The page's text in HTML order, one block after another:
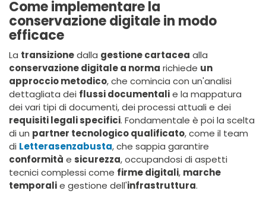
Come implementare la
conservazione digitale in modo
efficace
La transizionedalla gestione cartacea alla
conservazione digitale a norma richiede un
approccio metodico, che comincia con un'analisi
dettagliata dei flussi documentalie la mappatura
dei vari tipi di documenti, dei processi attuali e dei
requisiti legali specifici. Fondamentale è poi la scelta
di un partner tecnologico qualificato, come il team
di Letterasenzabusta, che sappia garantire
conformità e sicurezza, occupandosi di aspetti
tecnici complessi come firme digitali, marche
temporalie gestione dell'infrastruttura.